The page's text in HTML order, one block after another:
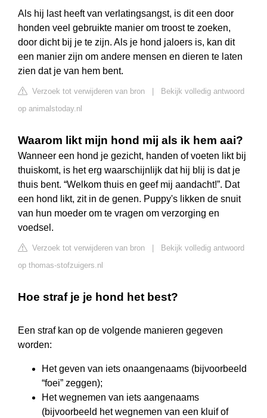
Als hij last heeft van verlatingsangst, is dit een door
honden veel gebruikte manier om troost te zoeken,
door dicht bij je te zijn. Als je hond jaloers is, kan dit
een manier zijn om andere mensen en dieren te laten
zien dat je van hem bent.
Verzoek tot verwijderen van bron
Bekijk volledig antwoord
op animalstoday.nl
Waarom likt mijn hond mij als ik hem aai?
Wanneer een hond je gezicht, handen of voeten likt bij
thuiskomt, is het erg waarschijnlijk dat hij blij is dat je
thuis bent. “Welkom thuis en geef mij aandacht!”. Dat
een hond likt, zit in de genen. Puppy's likken de snuit
van hun moeder om te vragen om verzorging en
voedsel.
Verzoek tot verwijderen van bron
Bekijk volledig antwoord
op thomas-stofzuigers.nl
Hoe straf je je hond het best?
Een straf kan op de volgende manieren gegeven
worden:
Het geven van iets onaangenaams (bijvoorbeeld
“foei” zeggen);
Het wegnemen van iets aangenaams
(bijvoorbeeld het wegnemen van een kluif of